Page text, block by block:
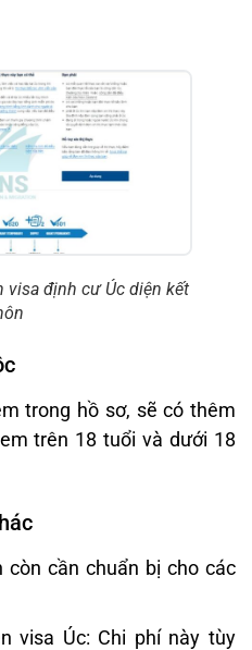
visa định cư Úc diện kết
trong hồ sơ, sẽ có thêm
trên 18 tuổi và dưới 18
còn cần chuẩn bị cho các
visa Úc: Chi phí này tùy